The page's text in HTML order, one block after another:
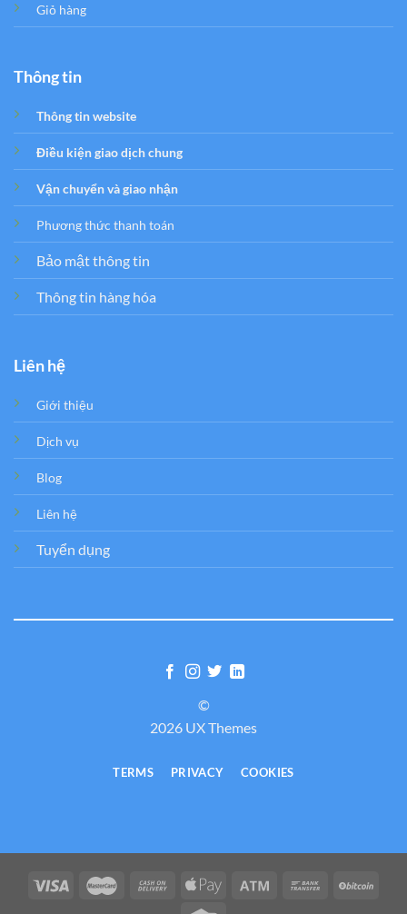
Giỏ hàng
Thông tin
Thông tin website
Điều kiện giao dịch chung
Vận chuyển và giao nhận
Phương thức thanh toán
Bảo mật thông tin
Thông tin hàng hóa
Liên hệ
Giới thiệu
Dịch vụ
Blog
Liên hệ
Tuyển dụng
©
2026 UX Themes
TERMS PRIVACY COOKIES